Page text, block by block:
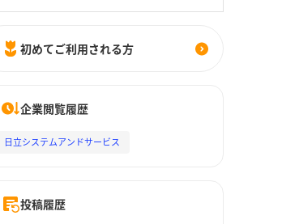
初めてご利用される方
企業閲覧履歴
日立システムアンドサービス
投稿履歴